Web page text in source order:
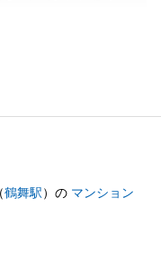
じます。
ごとがございまし
さい。引き続き、
げます。
鶴舞駅）の マンション